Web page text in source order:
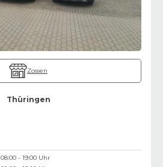
Zossen
Thüringen
08:00 - 19:00 Uhr